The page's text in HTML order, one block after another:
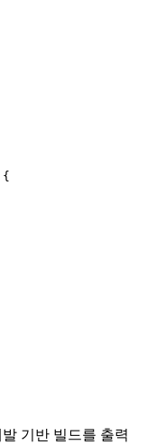
{
기반 빌드를 출력